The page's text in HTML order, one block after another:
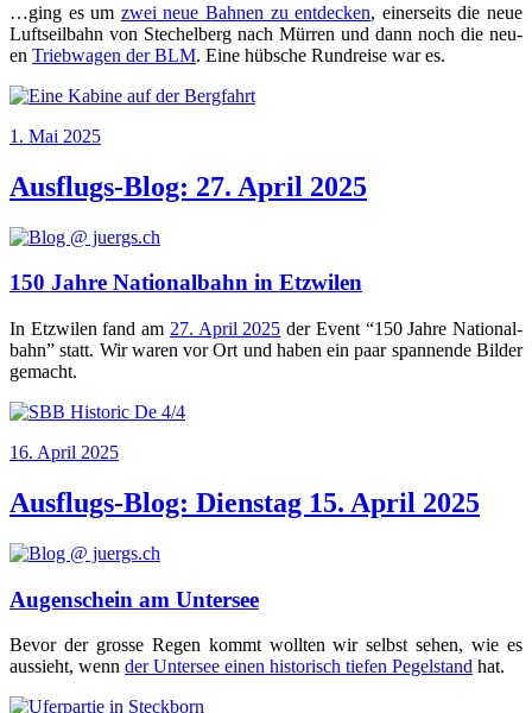
…ging es um zwei neue Bah­nen zu ent­de­cken, einer­seits die neue
Luft­seil­bahn von Ste­chel­berg nach Mür­ren und dann noch die neu­
en Trieb­wa­gen der BLM. Eine hüb­sche Rund­rei­se war es.
Veröffentlicht
1. Mai 2025
Ausflugs-Blog: 27. April 2025
150 Jahre Nationalbahn in Etzwilen
In Etz­wi­len fand am 27. April 2025 der Event “150 Jah­re Natio­nal­
bahn” statt. Wir waren vor Ort und haben ein paar span­nen­de Bil­der
gemacht.
Veröffentlicht
16. April 2025
Ausflugs-Blog: Dienstag 15. April 2025
Augenschein am Untersee
Bevor der gros­se Regen kommt woll­ten wir selbst sehen, wie es
aus­sieht, wenn der Unter­see einen his­to­risch tie­fen Pegel­stand hat.